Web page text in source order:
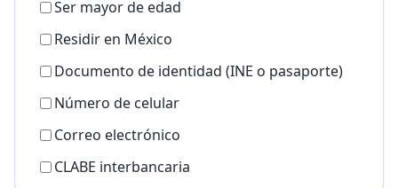
Ser mayor de edad
Residir en México
Documento de identidad (INE o pasaporte)
Número de celular
Correo electrónico
CLABE interbancaria